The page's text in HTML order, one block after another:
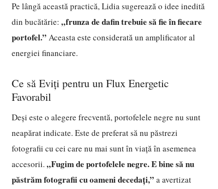
Pe lângă această practică, Lidia sugerează o idee inedită
din bucătărie: „frunza de dafin trebuie să fie în fiecare
portofel.” Aceasta este considerată un amplificator al
energiei financiare.
Ce să Eviți pentru un Flux Energetic
Favorabil
Deși este o alegere frecventă, portofelele negre nu sunt
neapărat indicate. Este de preferat să nu păstrezi
fotografii cu cei care nu mai sunt în viață în asemenea
accesorii. „Fugim de portofelele negre. E bine să nu
păstrăm fotografii cu oameni decedați,” a avertizat